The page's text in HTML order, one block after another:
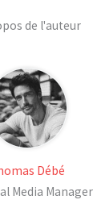
de l'auteur
Débé
Media